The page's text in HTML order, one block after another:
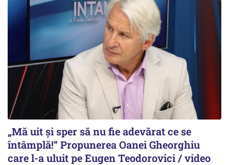
„Mă uit și sper să nu fie adevărat ce se
întâmplă!“ Propunerea Oanei Gheorghiu
care l-a uluit pe Eugen Teodorovici / video